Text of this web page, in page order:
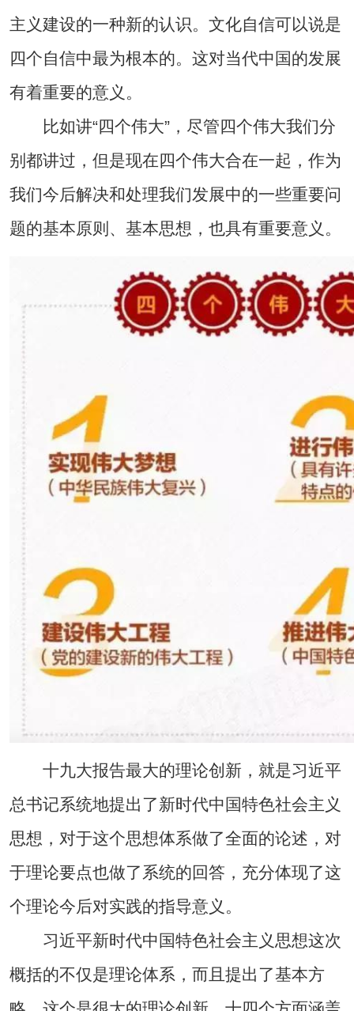
主义建设的一种新的认识。文化自信可以说是
四个自信中最为根本的。这对当代中国的发展
有着重要的意义。
比如讲“四个伟大”，尽管四个伟大我们分
别都讲过，但是现在四个伟大合在一起，作为
我们今后解决和处理我们发展中的一些重要问
题的基本原则、基本思想，也具有重要意义。
十九大报告最大的理论创新，就是习近平
总书记系统地提出了新时代中国特色社会主义
思想，对于这个思想体系做了全面的论述，对
于理论要点也做了系统的回答，充分体现了这
个理论今后对实践的指导意义。
习近平新时代中国特色社会主义思想这次
概括的不仅是理论体系，而且提出了基本方